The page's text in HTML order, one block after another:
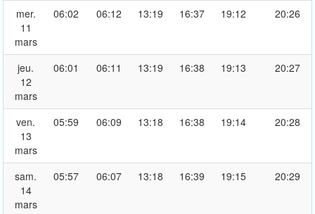
mer.
11
mars
06:02 06:12 13:19 16:37 19:12 20:26
jeu.
12
mars
06:01 06:11 13:19 16:38 19:13 20:27
ven.
13
mars
05:59 06:09 13:18 16:38 19:14 20:28
sam.
14
mars
05:57 06:07 13:18 16:39 19:15 20:29